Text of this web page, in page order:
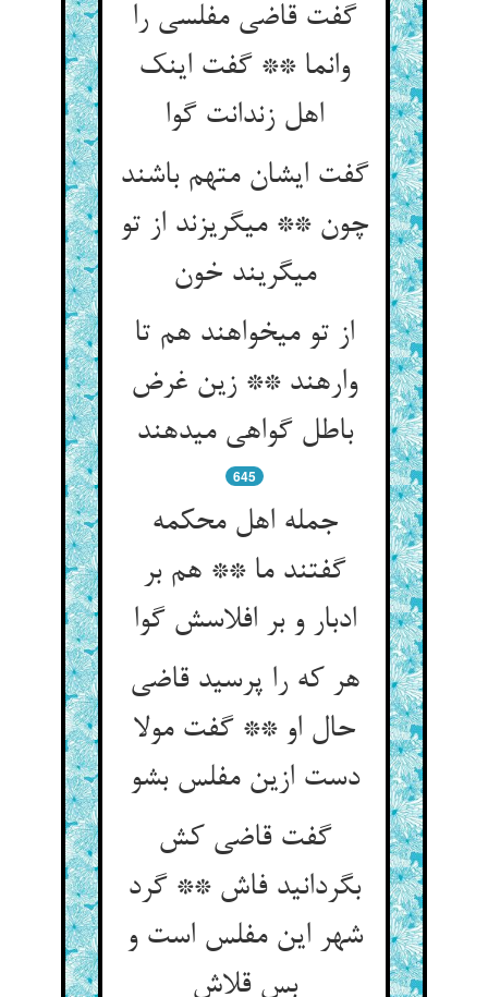
گفت قاضی مفلسی را
وانما ** گفت اینک
اهل زندانت گوا
گفت ایشان متهم باشند
چون ** می‏گریزند از تو
می‏گریند خون‏
از تو می‏خواهند هم تا
وارهند ** زین غرض
باطل گواهی می‏دهند
645
جمله اهل محکمه
گفتند ما ** هم بر
ادبار و بر افلاسش گوا
هر که را پرسید قاضی
حال او ** گفت مولا
دست ازین مفلس بشو
گفت قاضی کش
بگردانید فاش ** گرد
شهر این مفلس است و
بس قلاش‏